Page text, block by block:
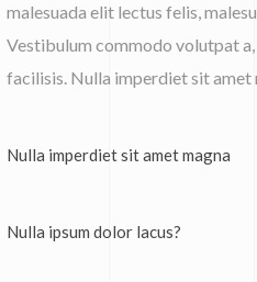
malesuada elit lectus felis,
Vestibulum commodo volutpat
facilisis. Nulla imperdiet sit amet
Nulla imperdiet sit amet magna
Nulla ipsum dolor lacus?